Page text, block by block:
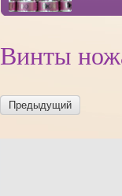
Винты
Предыдущий